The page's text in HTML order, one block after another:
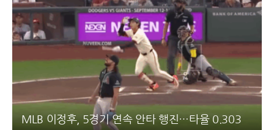
MLB 이정후, 5경기 연속 안타 행진…타율 0.303